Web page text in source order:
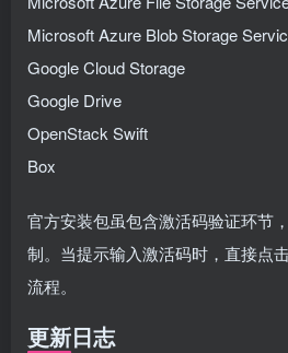
Microsoft Azure Blob Storage
Google Cloud Storage
Google Drive
OpenStack Swift
Box
官方安装包虽包含激活码验证环节
制。当提示输入激活码时，直接点
流程。
更新日志